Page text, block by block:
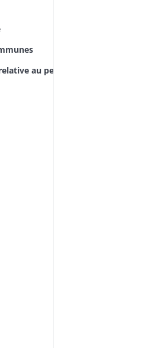
scolaires et à l'enseignement post-scolaire